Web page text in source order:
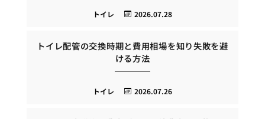
2026.07.28
トイレ
トイレ配管の交換時期と費用相場を知り失敗を避
ける方法
2026.07.26
トイレ